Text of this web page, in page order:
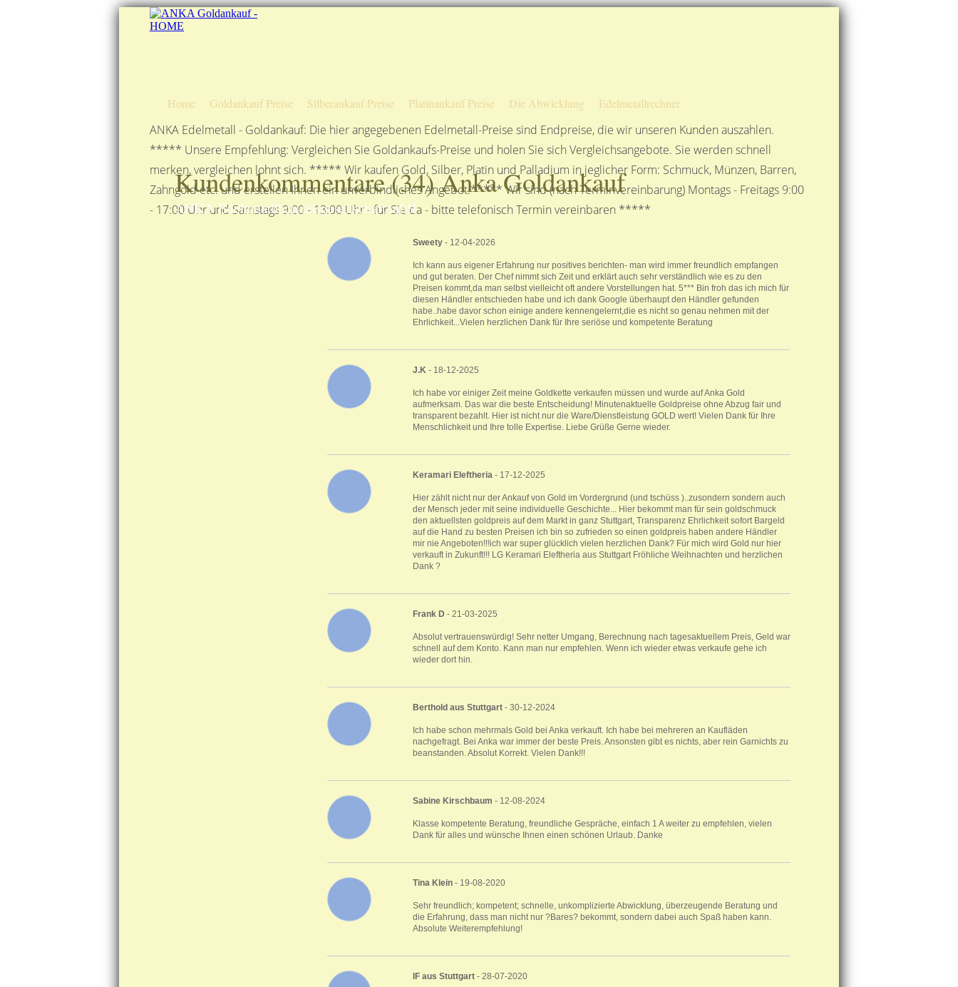
Home Goldankauf Preise Silberankauf Preise Platinankauf Preise Die Abwicklung Edelmetallrechner
ANKA Edelmetall - Goldankauf: Die hier angegebenen Edelmetall-Preise sind Endpreise, die wir unseren Kunden auszahlen.
***** Unsere Empfehlung: Vergleichen Sie Goldankaufs-Preise und holen Sie sich Vergleichsangebote. Sie werden schnell
merken, vergleichen lohnt sich. ***** Wir kaufen Gold, Silber, Platin und Palladium in jeglicher Form: Schmuck, Münzen, Barren,
Zahngold etc. und erstellen Ihnen ein unverbindliches Angebot.***** Wir sind (nach Terminvereinbarung) Montags - Freitags 9:00
- 17:00 Uhr und Samstags 9:00 - 13:00 Uhr - für Sie da - bitte telefonisch Termin vereinbaren *****
Kundenkommentare (34) Anka Goldankauf
ANKA Edelmetallhandelsgesellschaft mbH
Sweety - 12-04-2026
Ich kann aus eigener Erfahrung nur positives berichten- man wird immer freundlich empfangen
und gut beraten. Der Chef nimmt sich Zeit und erklärt auch sehr verständlich wie es zu den
Preisen kommt,da man selbst vielleicht oft andere Vorstellungen hat. 5*** Bin froh das ich mich für
diesen Händler entschieden habe und ich dank Google überhaupt den Händler gefunden
habe..habe davor schon einige andere kennengelernt,die es nicht so genau nehmen mit der
Ehrlichkeit...Vielen herzlichen Dank für Ihre seriöse und kompetente Beratung
J.K - 18-12-2025
Ich habe vor einiger Zeit meine Goldkette verkaufen müssen und wurde auf Anka Gold
aufmerksam. Das war die beste Entscheidung! Minutenaktuelle Goldpreise ohne Abzug fair und
transparent bezahlt. Hier ist nicht nur die Ware/Dienstleistung GOLD wert! Vielen Dank für Ihre
Menschlichkeit und Ihre tolle Expertise. Liebe Grüße Gerne wieder.
Keramari Eleftheria - 17-12-2025
Hier zählt nicht nur der Ankauf von Gold im Vordergrund (und tschüss )..zusondern sondern auch
der Mensch jeder mit seine individuelle Geschichte... Hier bekommt man für sein goldschmuck
den aktuellsten goldpreis auf dem Markt in ganz Stuttgart, Transparenz Ehrlichkeit sofort Bargeld
auf die Hand zu besten Preisen ich bin so zufrieden so einen goldpreis haben andere Händler
mir nie Angeboten!!!ich war super glücklich vielen herzlichen Dank? Für mich wird Gold nur hier
verkauft in Zukunft!!! LG Keramari Eleftheria aus Stuttgart Fröhliche Weihnachten und herzlichen
Dank ?
Frank D - 21-03-2025
Absolut vertrauenswürdig! Sehr netter Umgang, Berechnung nach tagesaktuellem Preis, Geld war
schnell auf dem Konto. Kann man nur empfehlen. Wenn ich wieder etwas verkaufe gehe ich
wieder dort hin.
Berthold aus Stuttgart - 30-12-2024
Ich habe schon mehrmals Gold bei Anka verkauft. Ich habe bei mehreren an Kaufläden
nachgefragt. Bei Anka war immer der beste Preis. Ansonsten gibt es nichts, aber rein Garnichts zu
beanstanden. Absolut Korrekt. Vielen Dank!!!
Sabine Kirschbaum - 12-08-2024
Klasse kompetente Beratung, freundliche Gespräche, einfach 1 A weiter zu empfehlen, vielen
Dank für alles und wünsche Ihnen einen schönen Urlaub. Danke
Tina Klein - 19-08-2020
Sehr freundlich; kompetent; schnelle, unkomplizierte Abwicklung, überzeugende Beratung und
die Erfahrung, dass man nicht nur ?Bares? bekommt, sondern dabei auch Spaß haben kann.
Absolute Weiterempfehlung!
IF aus Stuttgart - 28-07-2020